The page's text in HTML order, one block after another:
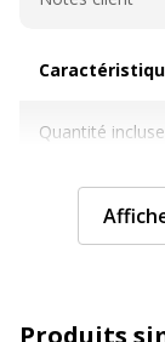
Quantité incluse
Sous-catégorie
Produits